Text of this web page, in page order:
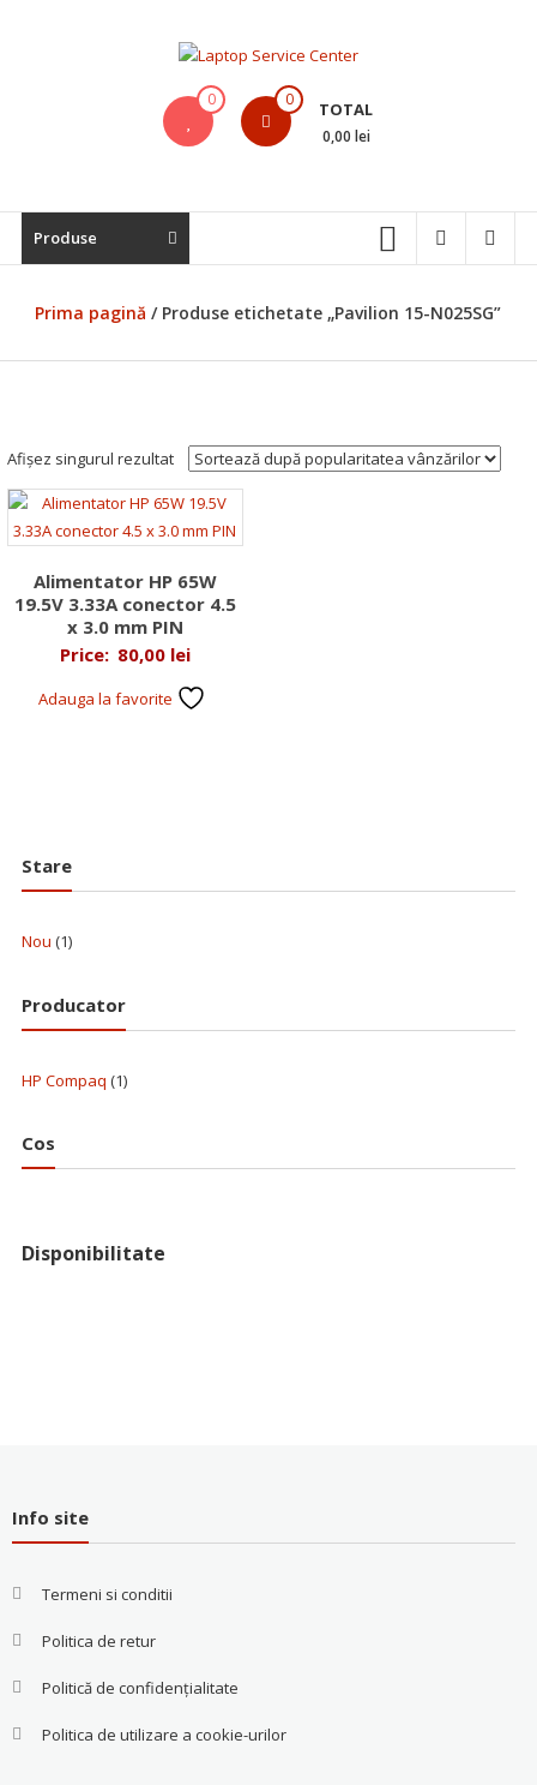
Bistrita,
Service
Laptop,
Reparatii
Notebook-
Macbook-
uri
0 0 TOTAL
0,00 lei
Produse
Prima pagină / Produse etichetate „Pavilion 15-N025SG”
Afișez singurul rezultat
Alimentator HP 65W
19.5V 3.33A conector 4.5
x 3.0 mm PIN
Price: 80,00 lei
Adauga la favorite
Stare
Nou (1)
Producator
HP Compaq (1)
Cos
Disponibilitate
Info site
Termeni si conditii
Politica de retur
Politică de confidențialitate
Politica de utilizare a cookie-urilor